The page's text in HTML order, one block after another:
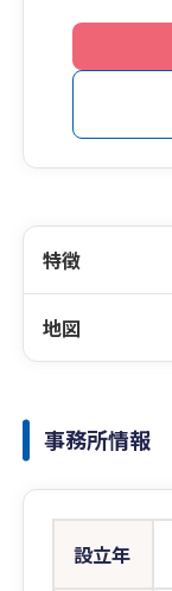
特徴
地図
事務所情報
設立年